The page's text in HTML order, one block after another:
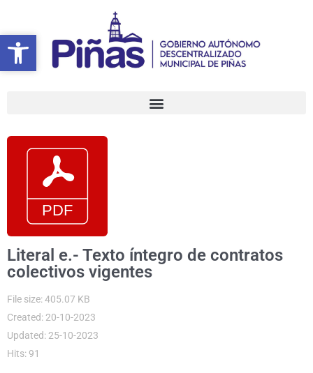
Abrir barra de herramientas
contenido
Literal e.- Texto íntegro de contratos
colectivos vigentes
File size: 405.07 KB
Created: 20-10-2023
Updated: 25-10-2023
Hits: 91
Abrir barra de herramientas